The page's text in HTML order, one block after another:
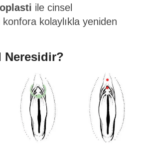
ile cinsel
kolaylıkla yeniden
Neresidir?